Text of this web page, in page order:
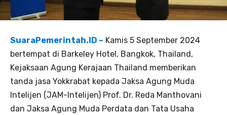
SuaraPemerintah.ID – Kamis 5 September 2024
bertempat di Barkeley Hotel, Bangkok, Thailand,
Kejaksaan Agung Kerajaan Thailand memberikan
tanda jasa Yokkrabat kepada Jaksa Agung Muda
Intelijen (JAM-Intelijen) Prof. Dr. Reda Manthovani
dan Jaksa Agung Muda Perdata dan Tata Usaha